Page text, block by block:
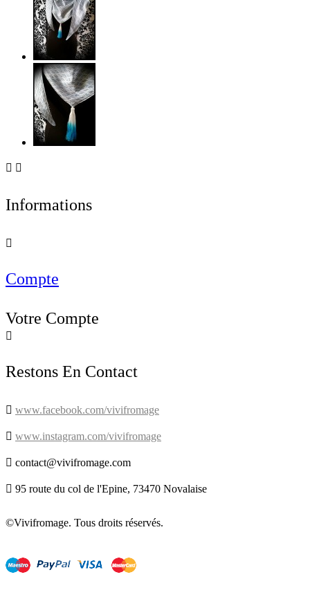
 
Informations

Compte
Votre Compte

Restons En Contact
 www.facebook.com/vivifromage
 www.instagram.com/vivifromage
 contact@vivifromage.com
 95 route du col de l'Epine, 73470 Novalaise
©Vivifromage. Tous droits réservés.